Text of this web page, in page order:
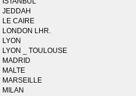
JEDDAH
LE CAIRE
LONDON LHR.
LYON
LYON _ TOULOUSE
MADRID
MALTE
MARSEILLE
MILAN